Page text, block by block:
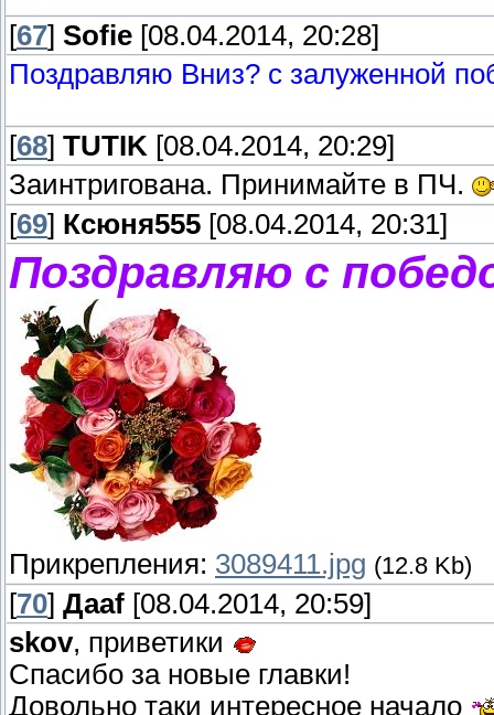
[67] Sofie [08.04.2014, 20:28]
Поздравляю Вниз? с залуженной
[68] TUTIK [08.04.2014, 20:29]
Заинтригована. Принимайте в ПЧ.
[69] Ксюня555 [08.04.2014, 20:31]
Поздравляю с
Прикрепления: 3089411.jpg (12.8 Kb)
[70] Даaf [08.04.2014, 20:59]
skov, приветики
Спасибо за новые главки!
Довольно таки интересное начало